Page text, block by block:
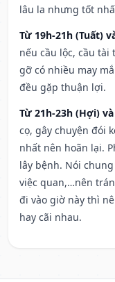
lâu la nhưng tốt
Từ 19h-21h (Tuất)
nếu cầu lộc, cầu
gỡ có nhiều may
đều gặp thuận lợi.
Từ 21h-23h (Hợi)
cọ, gây chuyện đói
nhất nên hoãn lại.
lây bệnh. Nói
việc quan,…nên
đi vào giờ này thì
hay cãi nhau.